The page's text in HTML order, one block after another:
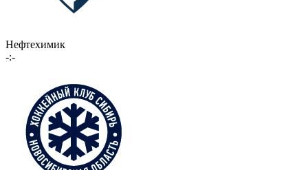
Нефтехимик
-:-